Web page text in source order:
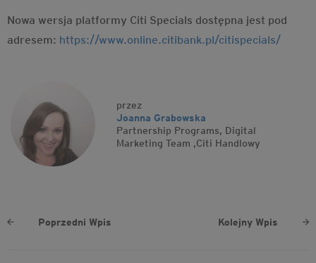
Nowa wersja platformy Citi Specials dostępna jest pod
adresem: https://www.online.citibank.pl/citispecials/
przez
Joanna Grabowska
Partnership Programs, Digital
Marketing Team ,Citi Handlowy
Poprzedni Wpis Kolejny Wpis